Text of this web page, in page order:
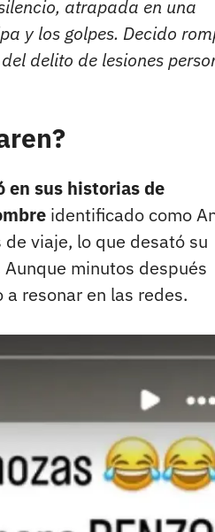
atrapada en una
y los golpes. Decido
delito de lesiones
en sus historias de
identificado como
viaje, lo que desató su
Aunque minutos después
resonar en las redes.